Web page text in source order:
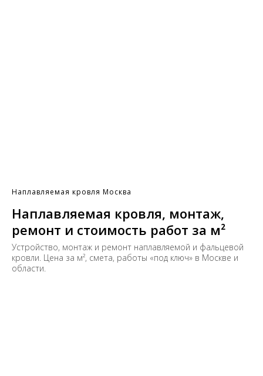
Наплавляемая кровля Москва
Наплавляемая кровля, монтаж,
ремонт и стоимость работ за м²
Устройство, монтаж и ремонт наплавляемой и фальцевой
кровли. Цена за м², смета, работы «под ключ» в Москве и
области.